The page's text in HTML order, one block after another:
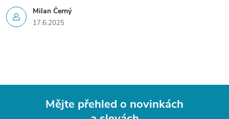
Milan Černý
17.6.2025
Mějte přehled o novinkách